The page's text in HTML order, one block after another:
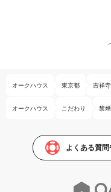
オークハウス 東京都 吉祥
オークハウス こだわり 禁煙
よくある質